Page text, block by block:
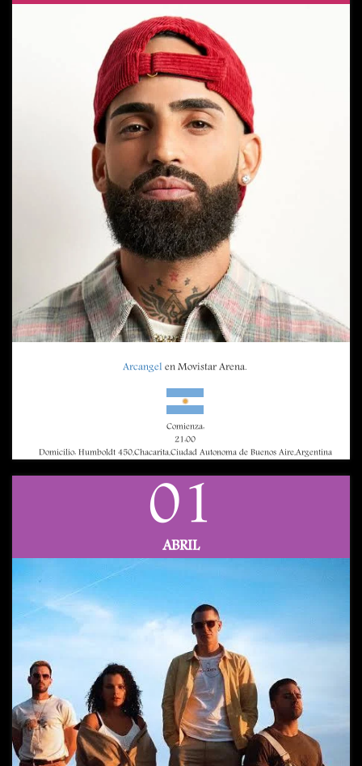
Arcangel en Movistar Arena.
Comienza:
21:00
Domicilio: Humboldt 450,Chacarita,Ciudad Autonoma de Buenos Aire,Argentina
01
ABRIL